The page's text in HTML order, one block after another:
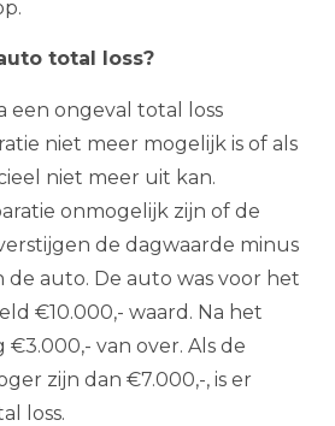
total loss?
een ongeval total loss
niet meer mogelijk is of als
niet meer uit kan.
onmogelijk zijn of de
de dagwaarde minus
de auto. De auto was voor het
€10.000,- waard. Na het
€3.000,- van over. Als de
zijn dan €7.000,-, is er
loss.